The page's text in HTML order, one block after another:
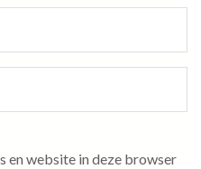
en website in deze browser